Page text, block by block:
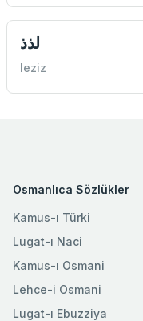
لذذ
leziz
Osmanlıca Sözlükler
Kamus-ı Türki
Lugat-ı Naci
Kamus-ı Osmani
Lehce-i Osmani
Lugat-ı Ebuzziya